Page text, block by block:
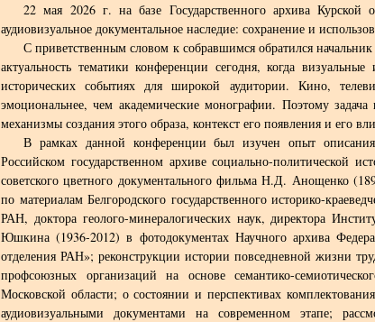
22 мая 2026 г. на базе Государственного архива Курской
аудиовизуальное документальное наследие: сохранение и
С приветственным словом к собравшимся обратился
актуальность тематики конференции сегодня, когда
исторических событиях для широкой аудитории. Кино,
эмоциональнее, чем академические монографии. Поэтому
механизмы создания этого образа, контекст его появления и его
В рамках данной конференции был изучен опыт
Российском государственном архиве социально-политической
советского цветного документального фильма Н.Д. Анощенко
по материалам Белгородского государственного историко-
РАН, доктора геолого-минералогических наук, директора
Юшкина (1936-2012) в фотодокументах Научного архива
отделения РАН»; реконструкции истории повседневной жизни
профсоюзных организаций на основе семантико-
Московской области; о состоянии и перспективах
аудиовизуальными документами на современном этапе;